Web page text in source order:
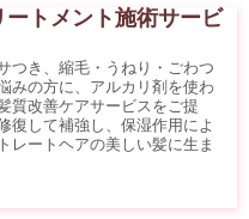
トメント施術サービ
つき、縮毛・うねり・ごわつ
みの方に、アルカリ剤を使わ
質改善ケアサービスをご提
復して補強し、保湿作用によ
レートヘアの美しい髪に生ま